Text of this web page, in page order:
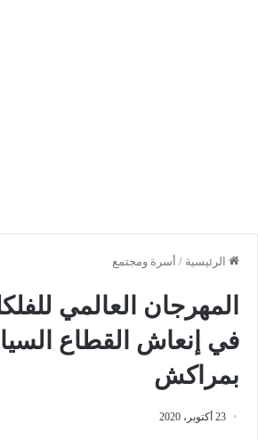
الرئيسية / أسرة ومجتمع
المهرجان العالمي
في إنعاش القطاع
بمراكش
23 أكتوبر، 2020